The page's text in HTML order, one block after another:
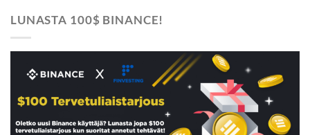
LUNASTA 100$ BINANCE!